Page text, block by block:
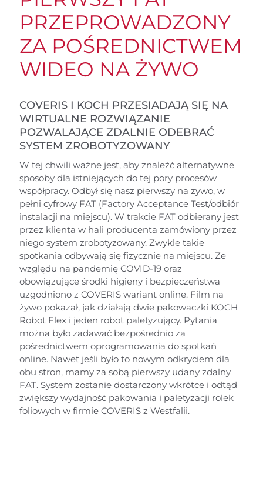
PRZEPROWADZONY
ZA POŚREDNICTWEM
WIDEO NA ŻYWO
COVERIS I KOCH PRZESIADAJĄ SIĘ NA
WIRTUALNE ROZWIĄZANIE
POZWALAJĄCE ZDALNIE ODEBRAĆ
SYSTEM ZROBOTYZOWANY
W tej chwili ważne jest, aby znaleźć alternatywne
sposoby dla istniejących do tej pory procesów
współpracy. Odbył się nasz pierwszy na zywo, w
pełni cyfrowy FAT (Factory Acceptance Test/odbiór
instalacji na miejscu). W trakcie FAT odbierany jest
przez klienta w hali producenta zamówiony przez
niego system zrobotyzowany. Zwykle takie
spotkania odbywają się fizycznie na miejscu. Ze
względu na pandemię COVID-19 oraz
obowiązujące środki higieny i bezpieczeństwa
uzgodniono z COVERIS wariant online. Film na
żywo pokazał, jak działają dwie pakowaczki KOCH
Robot Flex i jeden robot paletyzujący. Pytania
można było zadawać bezpośrednio za
pośrednictwem oprogramowania do spotkań
online. Nawet jeśli było to nowym odkryciem dla
obu stron, mamy za sobą pierwszy udany zdalny
FAT. System zostanie dostarczony wkrótce i odtąd
zwiększy wydajność pakowania i paletyzacji rolek
foliowych w firmie COVERIS z Westfalii.